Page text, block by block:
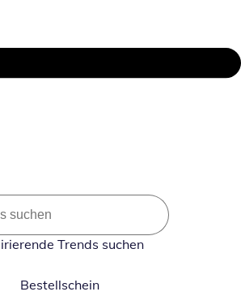
Trends suchen
Bestellschein